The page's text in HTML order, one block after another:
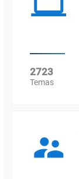
2723
Temas